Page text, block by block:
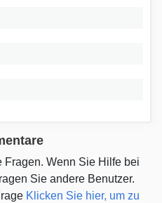
Fragen. Wenn Sie Hilfe bei
Sie andere Benutzer.
Klicken Sie hier, um zu